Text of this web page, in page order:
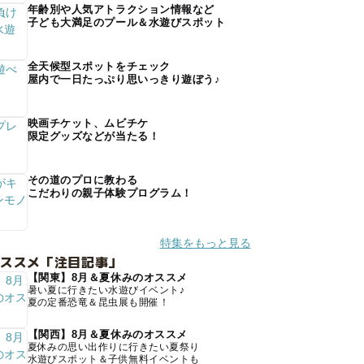
年齢別や人気アトラクション情報など
子ども大満足のプール＆水遊びスポット
全天候型スポットをチェック
屋内で一日たっぷり思いっきり遊ぼう♪
映画チケット、ムビチケ
限定グッズなどが当たる！
その道のプロに教わる
こだわりの親子体験プログラム！
特集をもっと見る
スメ「注目記事」
【関東】8月＆夏休みのオススメ
暑い夏に行きたい水遊びイベント♪
夏の定番恐竜＆昆虫展も開催！
【関西】8月＆夏休みのオススメ
夏休みの思い出作りに行きたい夏祭り
水遊びスポット＆子供無料イベントも